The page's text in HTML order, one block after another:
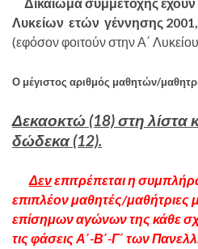
Δικαίωμα συμμετοχής έχουν
Λυκείων ετών γέννησης
(εφόσον φοιτούν στην Α΄
Ο μέγιστος αριθμός μαθητών/
Δεκαοκτώ (18) στη λίστα
δώδεκα (12).
Δενεπιτρέπεται η
επιπλέον μαθητές/μαθήτριες
επίσημων αγώνων της κάθε
τις φάσεις Α΄-Β΄-Γ΄ των